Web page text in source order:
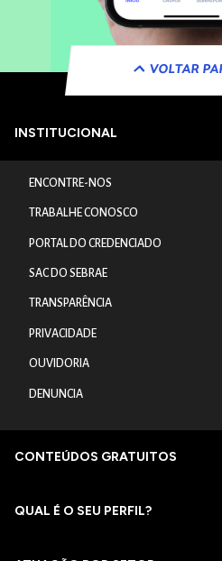
VOLTAR
INSTITUCIONAL
ENCONTRE-NOS
TRABALHE CONOSCO
PORTAL DO CREDENCIADO
SAC DO SEBRAE
TRANSPARÊNCIA
PRIVACIDADE
OUVIDORIA
DENUNCIA
CONTEÚDOS GRATUITOS
QUAL É O SEU PERFIL?